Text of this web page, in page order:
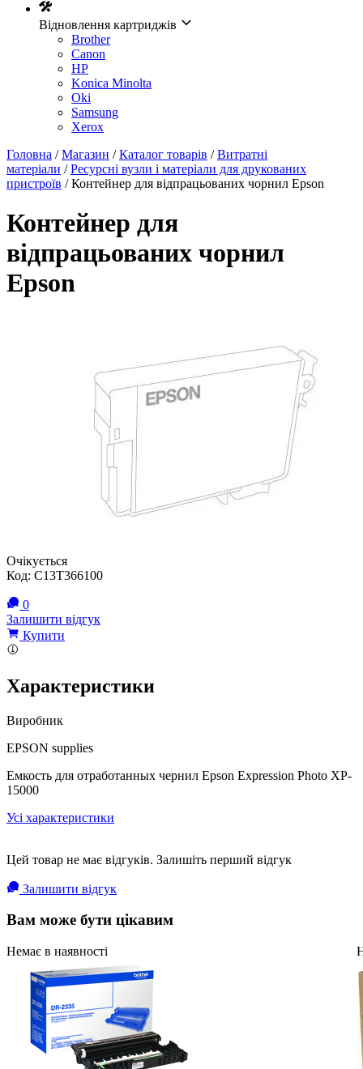
Відновлення картриджів
Brother
Canon
HP
Konica Minolta
Oki
Samsung
Xerox
Головна /Магазин /Каталог товарів /Витратні
матеріали /Ресурсні вузли і матеріали для друкованих
пристроїв / Контейнер для відпрацьованих чорнил Epson
Контейнер для
відпрацьованих чорнил
Epson
Очікується
Код: C13T366100
0
Залишити відгук
Купити
Характеристики
Виробник
EPSON supplies
Емкость для отработанных чернил Epson Expression Photo XP-
15000
Усі характеристики
Цей товар не має відгуків. Залишіть перший відгук
Залишити відгук
Вам може бути цікавим
Немає в наявності